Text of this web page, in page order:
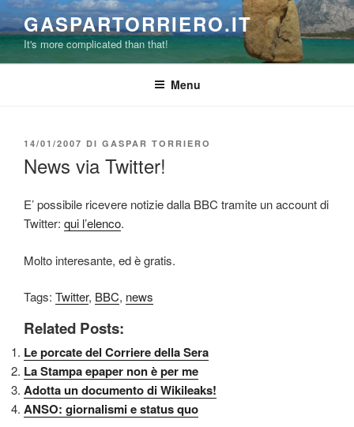
Salta
al
contenuto
GASPARTORRIERO.IT
It's more complicated than that!
Menu
PUBBLICATO
14/01/2007 DI GASPAR TORRIERO
News via Twitter!
E’ possibile ricevere notizie dalla BBC tramite un account di
Twitter: qui l’elenco.
Molto interesante, ed è gratis.
Tags: Twitter, BBC, news
Related Posts:
Le porcate del Corriere della Sera
La Stampa epaper non è per me
Adotta un documento di Wikileaks!
ANSO: giornalismi e status quo